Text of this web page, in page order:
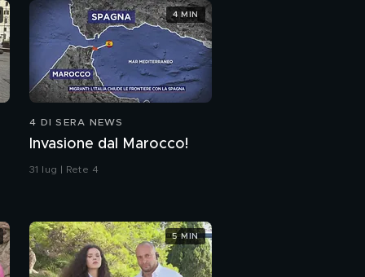
4 DI SERA NEWS
Invasione dal Marocco!
31 lug | Rete 4
4 MIN
5 MIN